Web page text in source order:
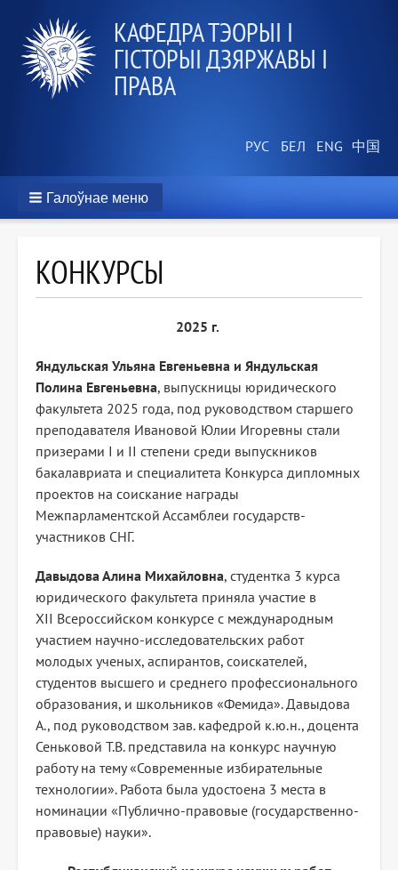
КАФЕДРА ТЭОРЫІ І
ГІСТОРЫІ ДЗЯРЖАВЫ І
ПРАВА
Галоўнае меню
КОНКУРСЫ
2025 г.
Яндульская Ульяна Евгеньевна и Яндульская
Полина Евгеньевна, выпускницы юридического
факультета 2025 года, под руководством старшего
преподавателя Ивановой Юлии Игоревны стали
призерами I и II степени среди выпускников
бакалавриата и специалитета Конкурса дипломных
проектов на соискание награды
Межпарламентской Ассамблеи государств-
участников СНГ.
Давыдова Алина Михайловна, студентка 3 курса
юридического факультета приняла участие в
XII Всероссийском конкурсе с международным
участием научно-исследовательских работ
молодых ученых, аспирантов, соискателей,
студентов высшего и среднего профессионального
образования, и школьников «Фемида». Давыдова
А., под руководством зав. кафедрой к.ю.н., доцента
Сеньковой Т.В. представила на конкурс научную
работу на тему «Современные избирательные
технологии». Работа была удостоена 3 места в
номинации «Публично-правовые (государственно-
правовые) науки».